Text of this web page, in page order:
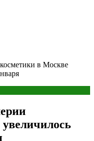
в Москве